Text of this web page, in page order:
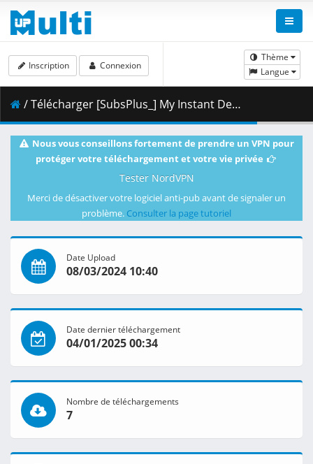
Thème
Langue
Inscription Connexion
/ Télécharger [SubsPlus_] My Instant Death Ability is Overpowered - S01E10 (WEB 1080p AMZN) [988E0151].mkv.003 ( 429.97 MB )
Nous vous conseillons fortement de prendre un VPN pour
protéger votre téléchargement et votre vie privée
Tester NordVPN
Merci de désactiver votre logiciel anti-pub avant de signaler un
problème. Consulter la page tutoriel
Date Upload
08/03/2024 10:40
Date dernier téléchargement
04/01/2025 00:34
Nombre de téléchargements
7